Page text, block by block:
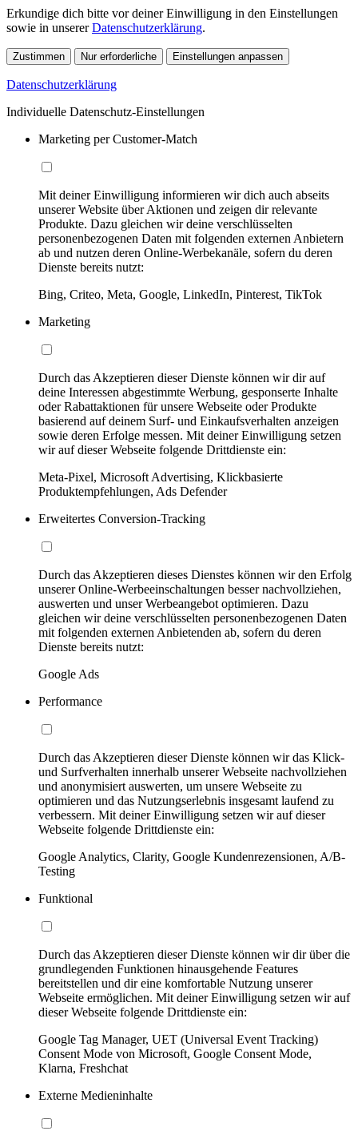
Erkundige dich bitte vor deiner Einwilligung in den Einstellungen
sowie in unsererDatenschutzerklärung.
Zustimmen Nur erforderliche Einstellungen anpassen
Datenschutzerklärung
Individuelle Datenschutz-Einstellungen
Marketing per Customer-Match
Mit deiner Einwilligung informieren wir dich auch abseits
unserer Website über Aktionen und zeigen dir relevante
Produkte. Dazu gleichen wir deine verschlüsselten
personenbezogenen Daten mit folgenden externen Anbietern
ab und nutzen deren Online-Werbekanäle, sofern du deren
Dienste bereits nutzt:
Bing, Criteo, Meta, Google, LinkedIn, Pinterest, TikTok
Marketing
Durch das Akzeptieren dieser Dienste können wir dir auf
deine Interessen abgestimmte Werbung, gesponserte Inhalte
oder Rabattaktionen für unsere Webseite oder Produkte
basierend auf deinem Surf- und Einkaufsverhalten anzeigen
sowie deren Erfolge messen. Mit deiner Einwilligung setzen
wir auf dieser Webseite folgende Drittdienste ein:
Meta-Pixel, Microsoft Advertising, Klickbasierte
Produktempfehlungen, Ads Defender
Erweitertes Conversion-Tracking
Durch das Akzeptieren dieses Dienstes können wir den Erfolg
unserer Online-Werbeeinschaltungen besser nachvollziehen,
auswerten und unser Werbeangebot optimieren. Dazu
gleichen wir deine verschlüsselten personenbezogenen Daten
mit folgenden externen Anbietenden ab, sofern du deren
Dienste bereits nutzt:
Google Ads
Performance
Durch das Akzeptieren dieser Dienste können wir das Klick-
und Surfverhalten innerhalb unserer Webseite nachvollziehen
und anonymisiert auswerten, um unsere Webseite zu
optimieren und das Nutzungserlebnis insgesamt laufend zu
verbessern. Mit deiner Einwilligung setzen wir auf dieser
Webseite folgende Drittdienste ein:
Google Analytics, Clarity, Google Kundenrezensionen, A/B-
Testing
Funktional
Durch das Akzeptieren dieser Dienste können wir dir über die
grundlegenden Funktionen hinausgehende Features
bereitstellen und dir eine komfortable Nutzung unserer
Webseite ermöglichen. Mit deiner Einwilligung setzen wir auf
dieser Webseite folgende Drittdienste ein:
Google Tag Manager, UET (Universal Event Tracking)
Consent Mode von Microsoft, Google Consent Mode,
Klarna, Freshchat
Externe Medieninhalte